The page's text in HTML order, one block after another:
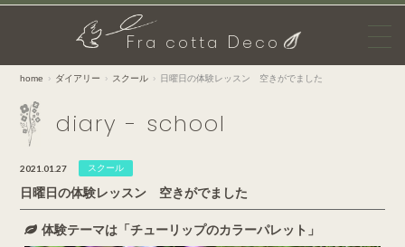
Fra cotta D eco
home ダイアリー スクール 日曜日の体験レッスン 空きがでました
diary - school
2021.01.27 スクール
日曜日の体験レッスン 空きがでました
体験テーマは「チューリップのカラーパレット」